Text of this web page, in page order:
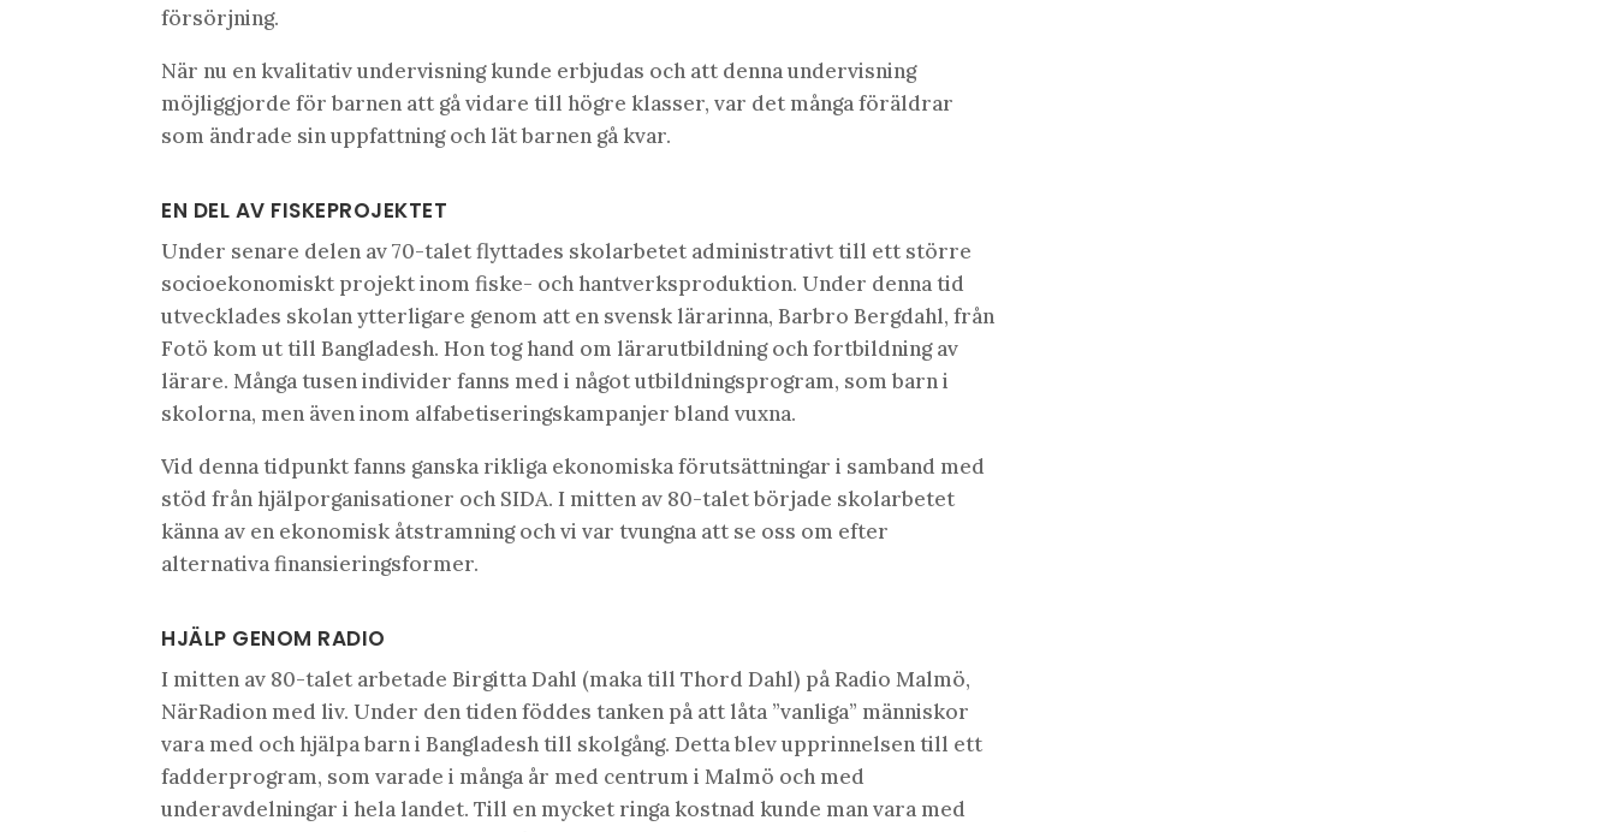
försörjning.
När nu en kvalitativ undervisning kunde erbjudas och att denna undervisning
möjliggjorde för barnen att gå vidare till högre klasser, var det många föräldrar
som ändrade sin uppfattning och lät barnen gå kvar.
EN DEL AV FISKEPROJEKTET
Under senare delen av 70-talet flyttades skolarbetet administrativt till ett större
socioekonomiskt projekt inom fiske- och hantverksproduktion. Under denna tid
utvecklades skolan ytterligare genom att en svensk lärarinna, Barbro Bergdahl, från
Fotö kom ut till Bangladesh. Hon tog hand om lärarutbildning och fortbildning av
lärare. Många tusen individer fanns med i något utbildningsprogram, som barn i
skolorna, men även inom alfabetiseringskampanjer bland vuxna.
Vid denna tidpunkt fanns ganska rikliga ekonomiska förutsättningar i samband med
stöd från hjälporganisationer och SIDA. I mitten av 80-talet började skolarbetet
känna av en ekonomisk åtstramning och vi var tvungna att se oss om efter
alternativa finansieringsformer.
HJÄLP GENOM RADIO
I mitten av 80-talet arbetade Birgitta Dahl (maka till Thord Dahl) på Radio Malmö,
NärRadion med liv. Under den tiden föddes tanken på att låta ”vanliga” människor
vara med och hjälpa barn i Bangladesh till skolgång. Detta blev upprinnelsen till ett
fadderprogram, som varade i många år med centrum i Malmö och med
underavdelningar i hela landet. Till en mycket ringa kostnad kunde man vara med